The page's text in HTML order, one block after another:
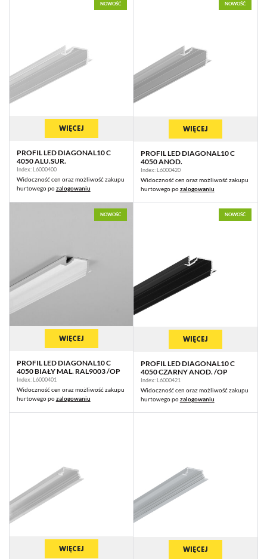
NOWOŚĆ
WIĘCEJ
PROFIL LED DIAGONAL10 C
4050 ALU.SUR.
Index: L6000400
Widoczność cen oraz możliwość zakupu
hurtowego pozalogowaniu
NOWOŚĆ
WIĘCEJ
PROFIL LED DIAGONAL10 C
4050 ANOD.
Index: L6000420
Widoczność cen oraz możliwość zakupu
hurtowego pozalogowaniu
NOWOŚĆ
WIĘCEJ
PROFIL LED DIAGONAL10 C
4050 BIAŁY MAL. RAL9003 /OP
Index: L6000401
Widoczność cen oraz możliwość zakupu
hurtowego pozalogowaniu
NOWOŚĆ
WIĘCEJ
PROFIL LED DIAGONAL10 C
4050 CZARNY ANOD. /OP
Index: L6000421
Widoczność cen oraz możliwość zakupu
hurtowego pozalogowaniu
WIĘCEJ WIĘCEJ